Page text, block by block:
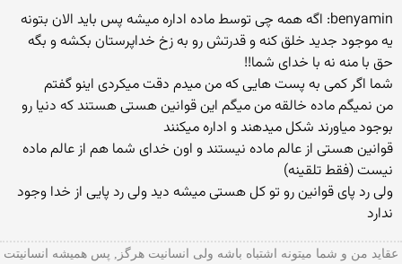
benyamin: اگه همه چی توسط ماده اداره میشه پس باید الان بتونه
یه موجود جدید خلق كنه و قدرتش رو به زخ خداپرستان بكشه و بگه
حق با منه نه با خدای شما!!
شما اگر كمی به پست هایی كه من میدم دقت میكردی اینو گفتم
من نمیگم ماده خالقه من میگم این قوانین هستی هستند كه دنیا رو
بوجود میاورند شكل میدهند و اداره میكنند
قوانین هستی از عالم ماده نیستند و اون خدای شما هم از عالم ماده
نیست (فقط تلقینه)
ولی رد پای قوانین رو تو كل هستی میشه دید ولی رد پایی از خدا وجود
ندارد
عقاید من و شما میتونه اشتباه باشه ولی انسانیت هرگز, پس همیشه انسانیتت